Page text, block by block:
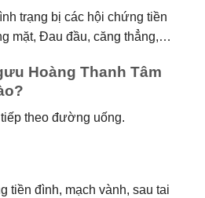
trạng bị các hội chứng tiền
mặt, Đau đầu, căng thẳng,…
Hoàng Thanh Tâm
theo đường uống.
tiền đình, mạch vành, sau tai